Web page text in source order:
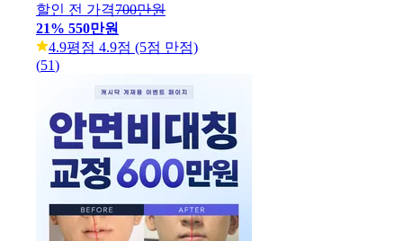
할인 전 가격700만원
21% 550만원
4.9평점 4.9점 (5점 만점)
(51)